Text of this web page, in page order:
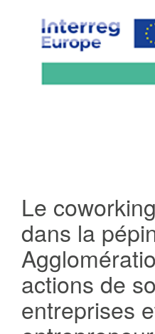
Le
dans la
actions de
entreprises